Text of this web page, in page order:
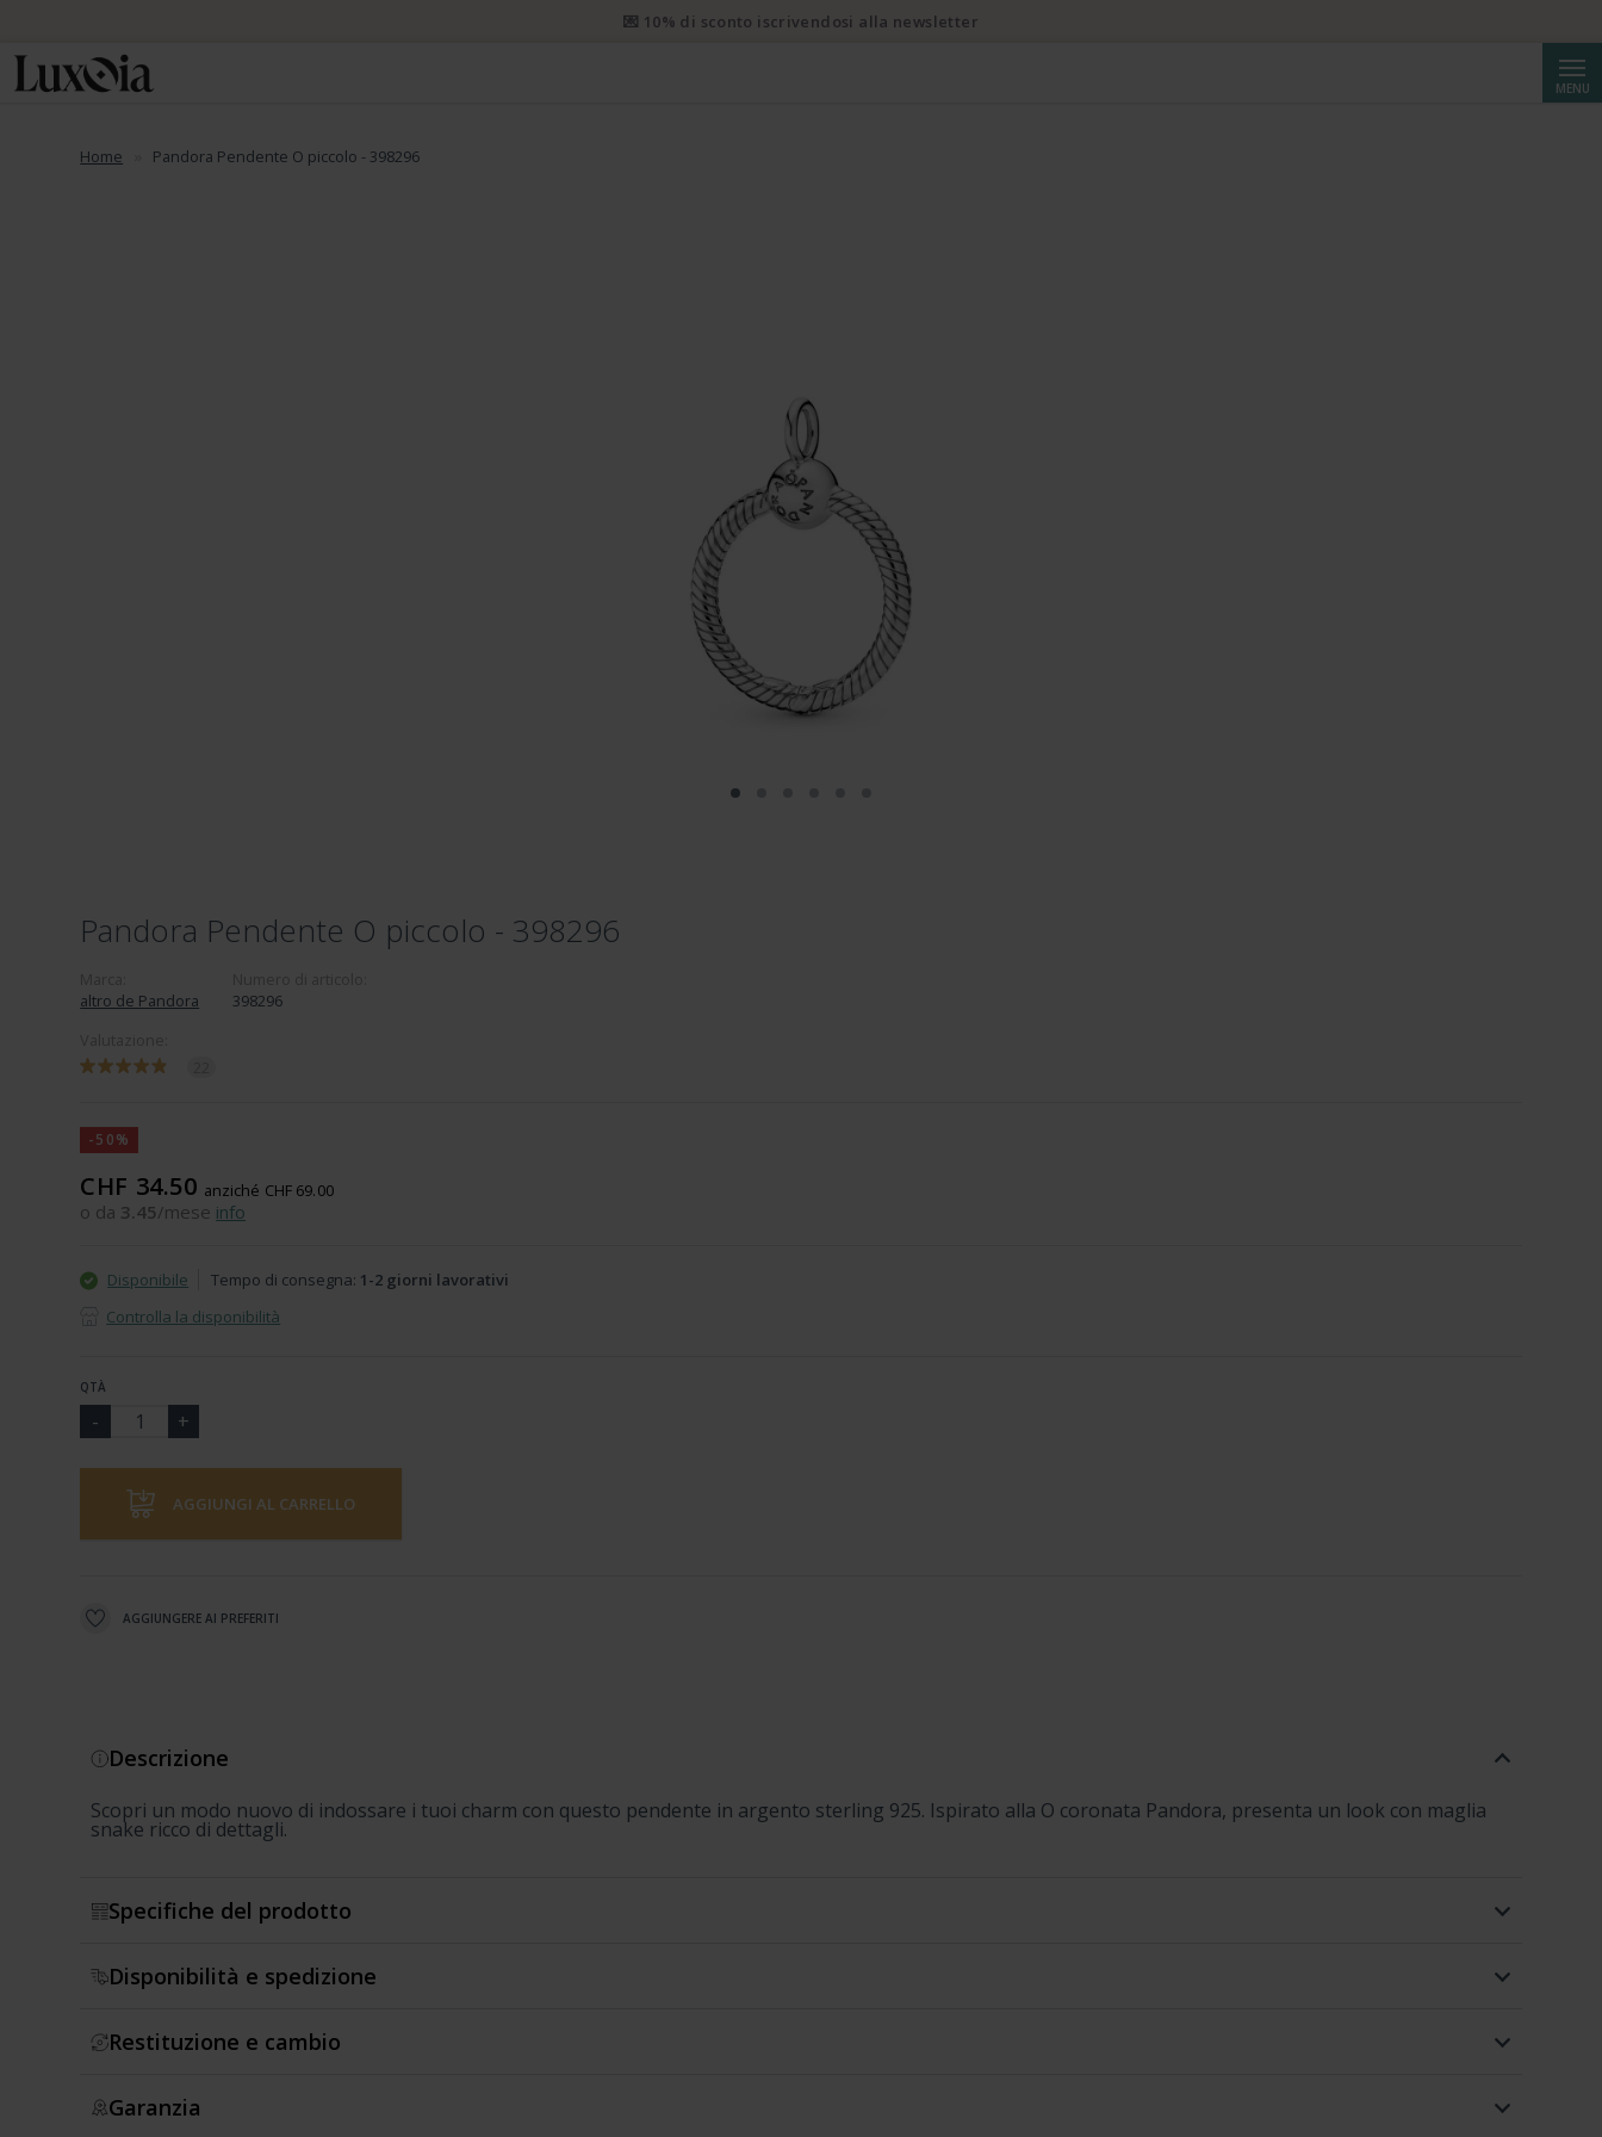
MENU
Home Pandora Pendente O piccolo - 398296
Pandora Pendente O piccolo - 398296
altro de Pandora
398296
-50%
CHF 34.50 anziché CHF 69.00
o da 3.45/mese info
Disponibile Tempo di consegna: 1-2 giorni lavorativi
Controlla la disponibilità
QTÀ
AGGIUNGI AL CARRELLO
AGGIUNGERE AI PREFERITI
Descrizione
Scopri un modo nuovo di indossare i tuoi charm con questo pendente in argento sterling 925. Ispirato alla O coronata Pandora, presenta un look con maglia
snake ricco di dettagli.
Specifiche del prodotto
Disponibilità e spedizione
Restituzione e cambio
Garanzia
📦 Spedizione prioritaria gratuita da CHF 50. Spedizione prioritaria raccomandata da CHF 250.